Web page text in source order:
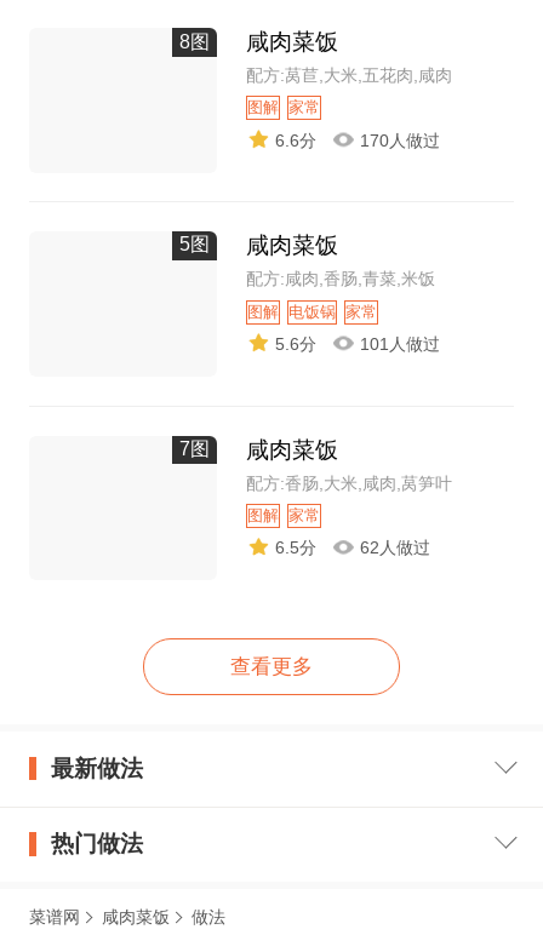
8图 咸肉菜饭
配方:莴苣,大米,五花肉,咸肉
图解 家常
6.6分 170人做过
5图 咸肉菜饭
配方:咸肉,香肠,青菜,米饭
图解 电饭锅 家常
5.6分 101人做过
7图 咸肉菜饭
配方:香肠,大米,咸肉,莴笋叶
图解 家常
6.5分 62人做过
查看更多
最新做法
热门做法
菜谱网 咸肉菜饭 做法